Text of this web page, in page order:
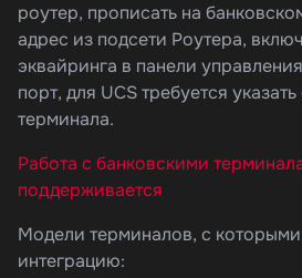
роутер, прописать на
адрес из подсети Роутера,
эквайринга в панели
порт, для UCS требуется
терминала.
Работа с банковскими
поддерживается
Модели терминалов, с
интеграцию: